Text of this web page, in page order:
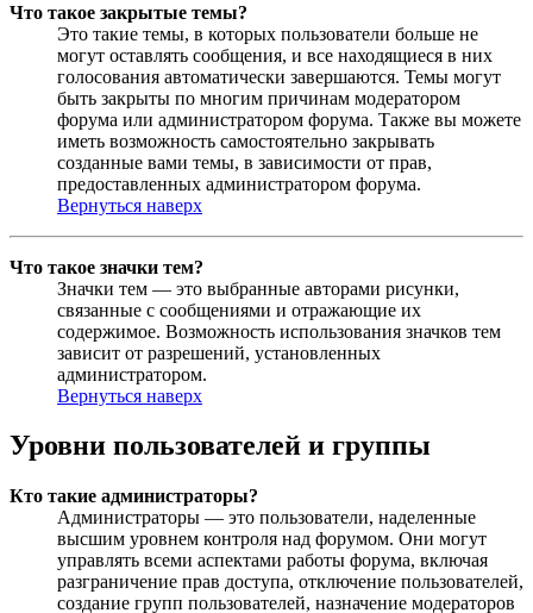
Что такое закрытые темы?
Это такие темы, в которых пользователи больше не
могут оставлять сообщения, и все находящиеся в них
голосования автоматически завершаются. Темы могут
быть закрыты по многим причинам модератором
форума или администратором форума. Также вы можете
иметь возможность самостоятельно закрывать
созданные вами темы, в зависимости от прав,
предоставленных администратором форума.
Вернуться наверх
Что такое значки тем?
Значки тем — это выбранные авторами рисунки,
связанные с сообщениями и отражающие их
содержимое. Возможность использования значков тем
зависит от разрешений, установленных
администратором.
Вернуться наверх
Уровни пользователей и группы
Кто такие администраторы?
Администраторы — это пользователи, наделенные
высшим уровнем контроля над форумом. Они могут
управлять всеми аспектами работы форума, включая
разграничение прав доступа, отключение пользователей,
создание групп пользователей, назначение модераторов